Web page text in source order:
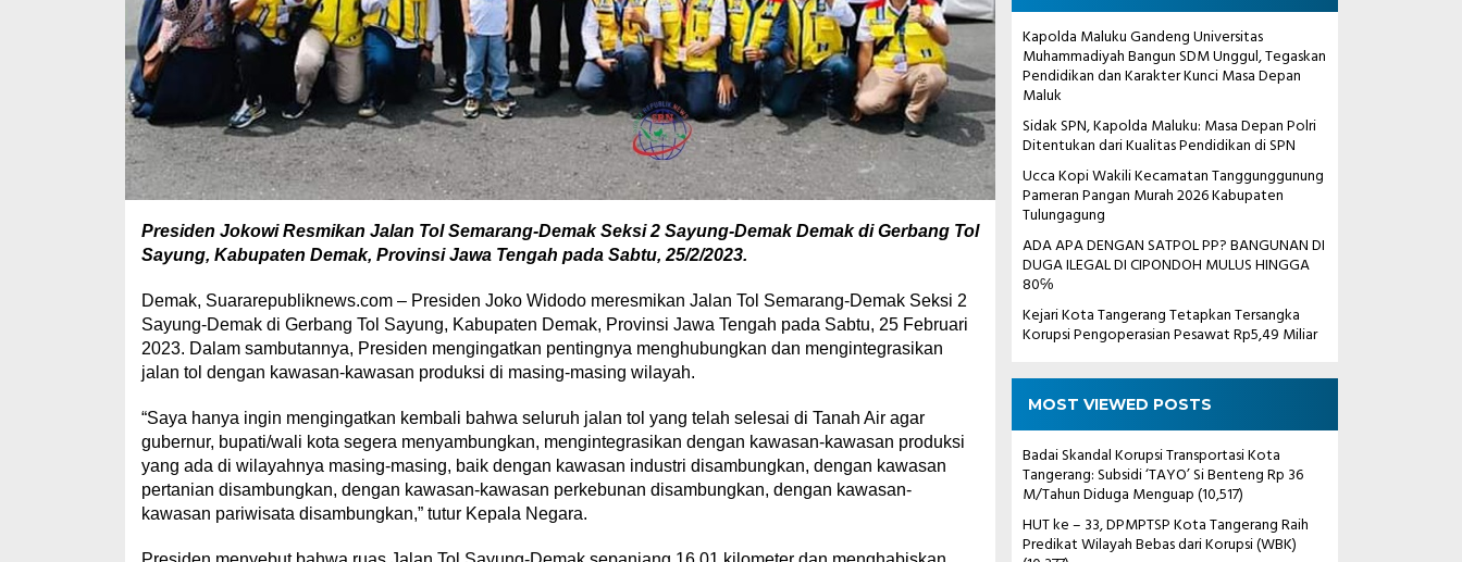
Presiden Jokowi Resmikan Jalan Tol Semarang-Demak Seksi 2 Sayung-Demak Demak di Gerbang Tol
Sayung, Kabupaten Demak, Provinsi Jawa Tengah pada Sabtu, 25/2/2023.
Demak, Suararepubliknews.com – Presiden Joko Widodo meresmikan Jalan Tol Semarang-Demak Seksi 2
Sayung-Demak di Gerbang Tol Sayung, Kabupaten Demak, Provinsi Jawa Tengah pada Sabtu, 25 Februari
2023. Dalam sambutannya, Presiden mengingatkan pentingnya menghubungkan dan mengintegrasikan
jalan tol dengan kawasan-kawasan produksi di masing-masing wilayah.
“Saya hanya ingin mengingatkan kembali bahwa seluruh jalan tol yang telah selesai di Tanah Air agar
gubernur, bupati/wali kota segera menyambungkan, mengintegrasikan dengan kawasan-kawasan produksi
yang ada di wilayahnya masing-masing, baik dengan kawasan industri disambungkan, dengan kawasan
pertanian disambungkan, dengan kawasan-kawasan perkebunan disambungkan, dengan kawasan-
kawasan pariwisata disambungkan,” tutur Kepala Negara.
Kapolda Maluku Gandeng Universitas
Muhammadiyah Bangun SDM Unggul, Tegaskan
Pendidikan dan Karakter Kunci Masa Depan
Maluk
Sidak SPN, Kapolda Maluku: Masa Depan Polri
Ditentukan dari Kualitas Pendidikan di SPN
Ucca Kopi Wakili Kecamatan Tanggunggunung
Pameran Pangan Murah 2026 Kabupaten
Tulungagung
ADA APA DENGAN SATPOL PP? BANGUNAN DI
DUGA ILEGAL DI CIPONDOH MULUS HINGGA
80℅
Kejari Kota Tangerang Tetapkan Tersangka
Korupsi Pengoperasian Pesawat Rp5,49 Miliar
MOST VIEWED POSTS
Badai Skandal Korupsi Transportasi Kota
Tangerang: Subsidi ‘TAYO’ Si Benteng Rp 36
M/Tahun Diduga Menguap(10,517)
HUT ke – 33, DPMPTSP Kota Tangerang Raih
Predikat Wilayah Bebas dari Korupsi (WBK)